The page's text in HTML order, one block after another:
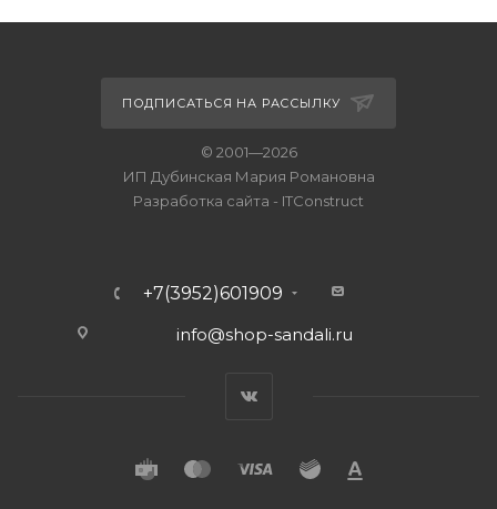
ПОДПИСАТЬСЯ НА РАССЫЛКУ
© 2001—2026
ИП Дубинская Мария Романовна
Разработка сайта - ITConstruct
+7(3952)601909
info@shop-sandali.ru